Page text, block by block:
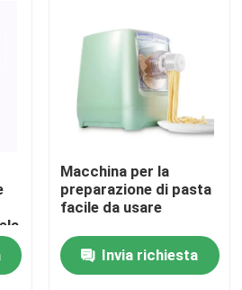
Macchina per la
preparazione di pasta
facile da usare
Invia richiesta